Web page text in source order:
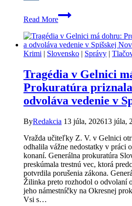
Read More
Lúpež
za
dňa
v
Poprade:
mužov
pýtala
od
detí
drogy
vzala
im
mobily
Krimi | Slovensko | Správy |
Tragédia v Gelnici
Prokuratúra
odvoláva vedenie v
ByRedakcia 13 júla, 202613 júla,
Vražda učiteľky Z. V. v Gelnici
odhalila vážne nedostatky v práci
konaní. Generálna prokuratúra
preskúmala trestnú vec, ktorá
potvrdila porušenia zákona.
Žilinka preto rozhodol o odvolaní
jeho námestníčky na Okresnej
Vsi s…